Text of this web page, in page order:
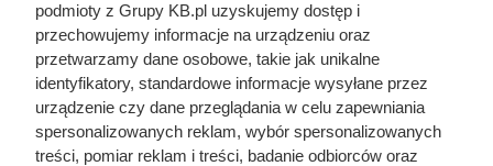
podmioty z Grupy KB.pl uzyskujemy dostęp i
przechowujemy informacje na urządzeniu oraz
przetwarzamy dane osobowe, takie jak unikalne
identyfikatory, standardowe informacje wysyłane przez
urządzenie czy dane przeglądania w celu zapewniania
spersonalizowanych reklam, wybór spersonalizowanych
treści, pomiar reklam i treści, badanie odbiorców oraz